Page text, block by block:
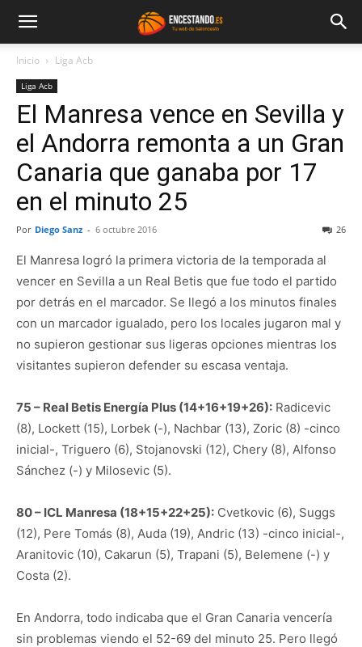
Inicio Liga Acb
Liga Acb
El Manresa vence en Sevilla y
el Andorra remonta a un Gran
Canaria que ganaba por 17
en el minuto 25
Por Diego Sanz - 6 octubre 2016 26
El Manresa logró la primera victoria de la temporada al
vencer en Sevilla a un Real Betis que fue todo el partido
por detrás en el marcador. Se llegó a los minutos finales
con un marcador igualado, pero los locales jugaron mal y
no supieron gestionar sus ligeras opciones mientras los
visitantes supieron defender su escasa ventaja.
75 – Real Betis Energía Plus (14+16+19+26): Radicevic
(8), Lockett (15), Lorbek (-), Nachbar (13), Zoric (8) -cinco
inicial-, Triguero (6), Stojanovski (12), Chery (8), Alfonso
Sánchez (-) y Milosevic (5).
80 – ICL Manresa (18+15+22+25): Cvetkovic (6), Suggs
(12), Pere Tomás (8), Auda (19), Andric (13) -cinco inicial-,
Aranitovic (10), Cakarun (5), Trapani (5), Belemene (-) y
Costa (2).
En Andorra, todo indicaba que el Gran Canaria vencería
sin problemas viendo el 52-69 del minuto 25. Pero llegó